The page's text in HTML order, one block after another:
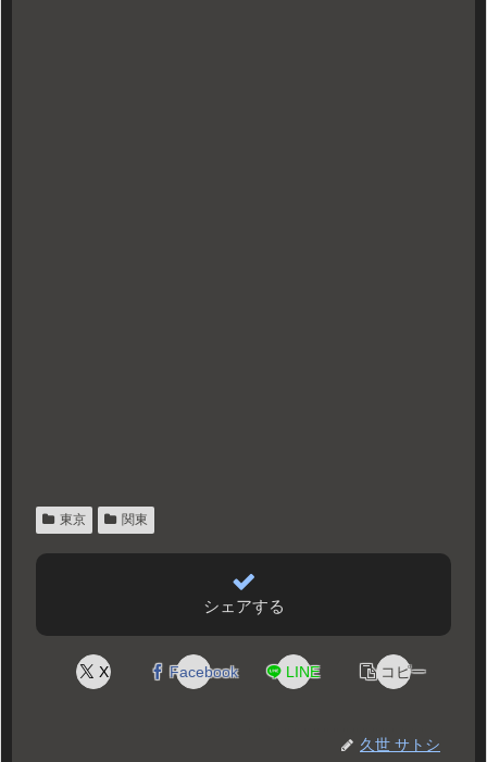
東京 関東
シェアする
X Facebook LINE コピー
久世 サトシ